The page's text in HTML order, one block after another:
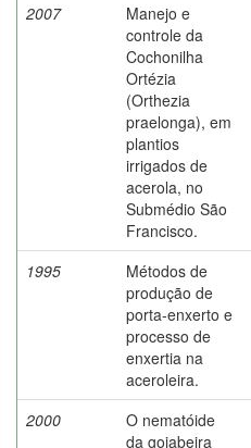
2007
Manejo e
controle da
Cochonilha
Ortézia
(Orthezia
praelonga), em
plantios
irrigados de
acerola, no
Submédio São
Francisco.
1995
Métodos de
produção de
porta-enxerto e
processo de
enxertia na
aceroleira.
2000
O nematóide
da goiabeira